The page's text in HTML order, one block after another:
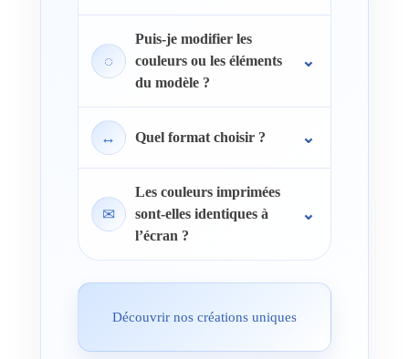
◌
Puis-je modifier les
couleurs ou les éléments
du modèle ?
↔ Quel format choisir ?
✉
Les couleurs imprimées
sont-elles identiques à
l’écran ?
Découvrir nos créations uniques